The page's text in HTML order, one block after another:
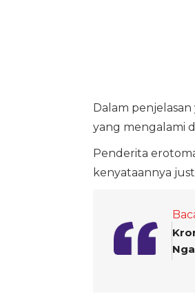
Dalam
yang mengalami
Penderita
kenyataannya